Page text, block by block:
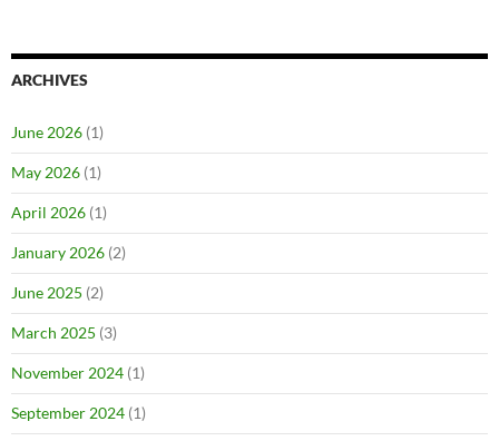
ARCHIVES
June 2026 (1)
May 2026 (1)
April 2026 (1)
January 2026 (2)
June 2025 (2)
March 2025 (3)
November 2024 (1)
September 2024 (1)